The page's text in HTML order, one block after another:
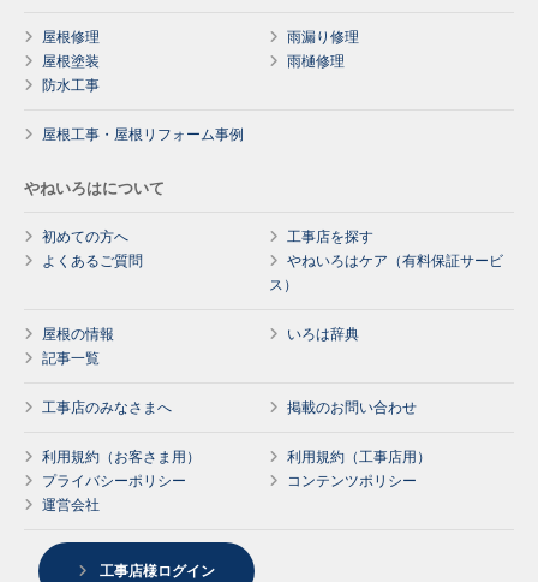
屋根修理
雨漏り修理
屋根塗装
雨樋修理
防水工事
屋根工事・屋根リフォーム事例
やねいろはについて
初めての方へ
工事店を探す
よくあるご質問
やねいろはケア（有料保証サービ
ス）
屋根の情報
いろは辞典
記事一覧
工事店のみなさまへ 掲載のお問い合わせ
利用規約（お客さま用）
利用規約（工事店用）
プライバシーポリシー
コンテンツポリシー
運営会社
工事店様ログイン